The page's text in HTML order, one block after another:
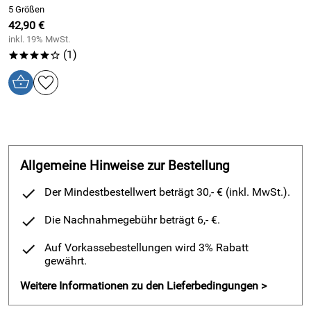
S = Schuhgröße 36-38
M = Schuhgröße 39-40
L = Schuhgröße 41-42
XXL = Schuhgröße 45-46
Farben
Weiß/Aqua (-311), Marine (-390)
Natürlich wärmend, aber durch seine glatte Struktur
trotzdem luftig ist Kaschmir das perfekte All-Season-
Material.
Die Kaschmirwolle wird aus dem Unterfell von
5 Größen
42,90 €
inkl. 19% MwSt.
****o (1)
Allgemeine Hinweise zur Bestellung
Der Mindestbestellwert beträgt 30,- € (inkl. MwSt.).
Die Nachnahmegebühr beträgt 6,- €.
Auf Vorkassebestellungen wird 3% Rabatt
gewährt.
Weitere Informationen zu den Lieferbedingungen >